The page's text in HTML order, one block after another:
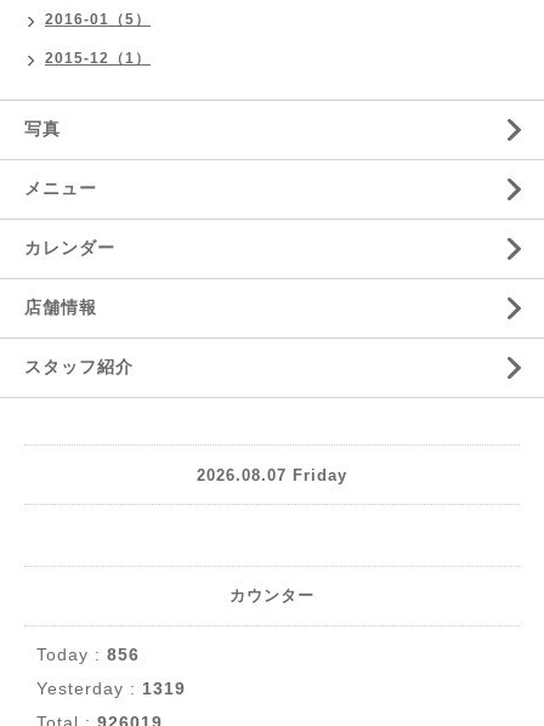
2016-01（5）
2015-12（1）
写真
メニュー
カレンダー
店舗情報
スタッフ紹介
2026.08.07 Friday
カウンター
Today : 856
Yesterday : 1319